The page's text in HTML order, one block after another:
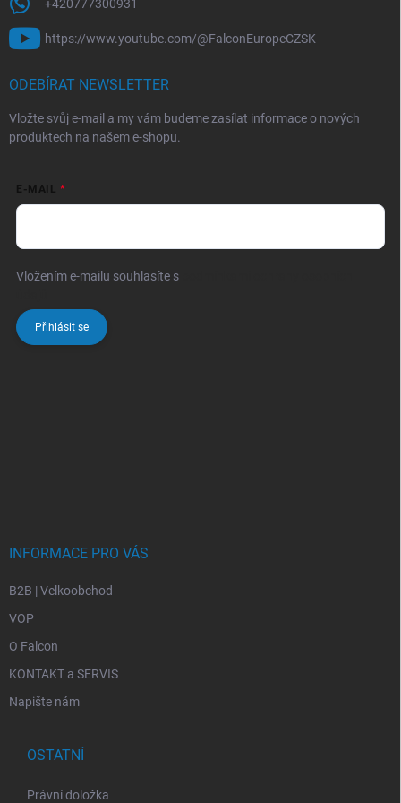
+420777300931
https://www.youtube.com/@FalconEuropeCZSK
ODEBÍRAT NEWSLETTER
Vložte svůj e-mail a my vám budeme zasílat informace o nových
produktech na našem e-shopu.
E-MAIL
Vložením e-mailu souhlasíte s
Přihlásit se
INFORMACE PRO VÁS
B2B | Velkoobchod
VOP
O Falcon
KONTAKT a SERVIS
Napište nám
OSTATNÍ
Právní doložka